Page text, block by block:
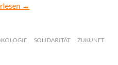
→
SOLIDARITÄT
ZUKUNFT